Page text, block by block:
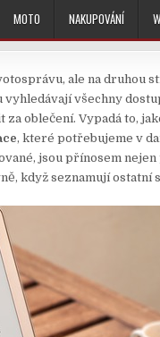
MOTO NAKUPOVÁNÍ
ale na druhou
všechny
oblečení. Vypadá to,
, které potřebujeme v
jsou přínosem
když seznamují